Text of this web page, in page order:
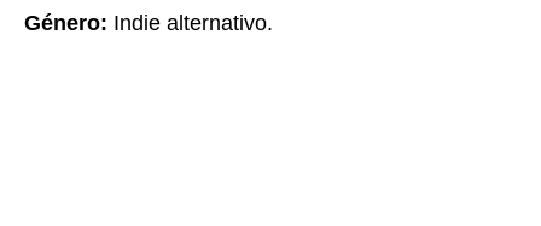
Género: Indie alternativo.